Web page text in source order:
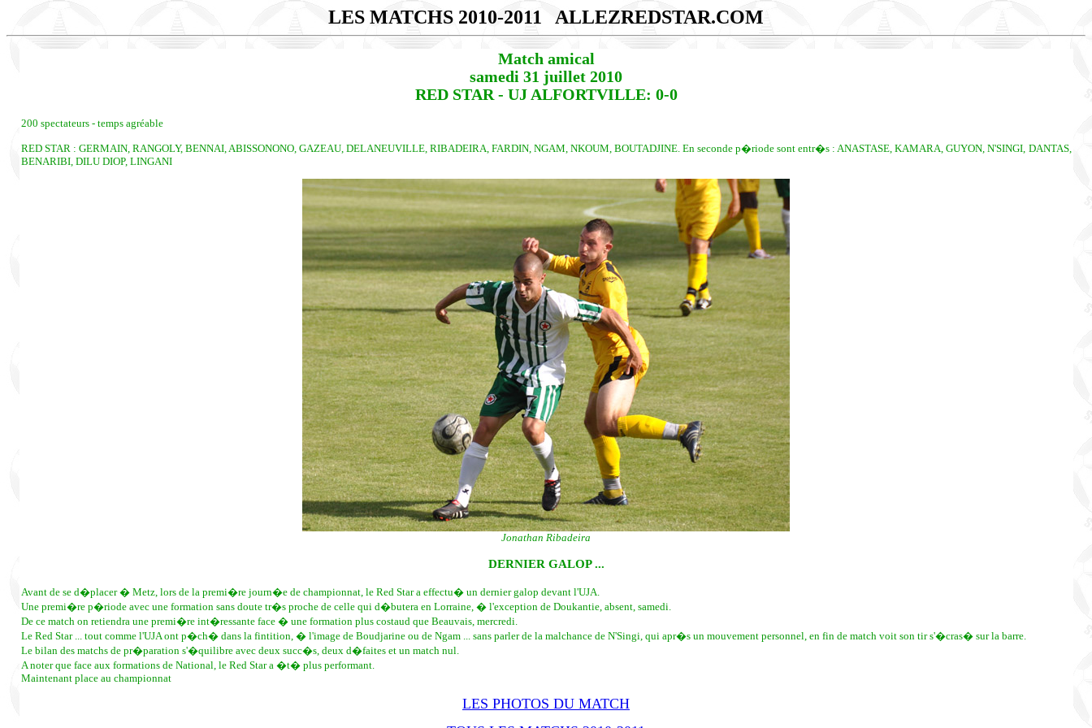
LES MATCHS 2010-2011 ALLEZREDSTAR.COM
Match amical
samedi 31 juillet 2010
RED STAR - UJ ALFORTVILLE: 0-0
200 spectateurs - temps agréable
RED STAR : GERMAIN, RANGOLY, BENNAI, ABISSONONO, GAZEAU, DELANEUVILLE, RIBADEIRA, FARDIN, NGAM, NKOUM, BOUTADJINE. En seconde p�riode sont entr�s : ANASTASE, KAMARA, GUYON, N'SINGI, DANTAS,
BENARIBI, DILU DIOP, LINGANI
Jonathan Ribadeira
DERNIER GALOP ...
Avant de se d�placer � Metz, lors de la premi�re journ�e de championnat, le Red Star a effectu� un dernier galop devant l'UJA.
Une premi�re p�riode avec une formation sans doute tr�s proche de celle qui d�butera en Lorraine, � l'exception de Doukantie, absent, samedi.
De ce match on retiendra une premi�re int�ressante face � une formation plus costaud que Beauvais, mercredi.
Le Red Star ... tout comme l'UJA ont p�ch� dans la fintition, � l'image de Boudjarine ou de Ngam ... sans parler de la malchance de N'Singi, qui apr�s un mouvement personnel, en fin de match voit son tir s'�cras� sur la barre.
Le bilan des matchs de pr�paration s'�quilibre avec deux succ�s, deux d�faites et un match nul.
A noter que face aux formations de National, le Red Star a �t� plus performant.
Maintenant place au championnat
LES PHOTOS DU MATCH